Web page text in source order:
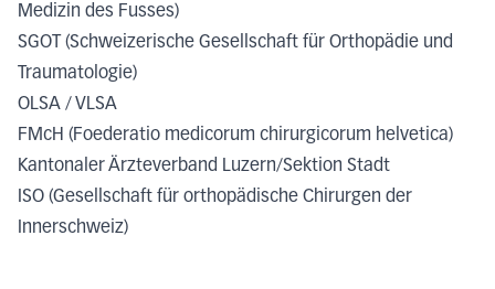
Medizin des Fusses)
SGOT (Schweizerische Gesellschaft für Orthopädie und
Traumatologie)
OLSA / VLSA
FMcH (Foederatio medicorum chirurgicorum helvetica)
Kantonaler Ärzteverband Luzern/Sektion Stadt
ISO (Gesellschaft für orthopädische Chirurgen der
Innerschweiz)